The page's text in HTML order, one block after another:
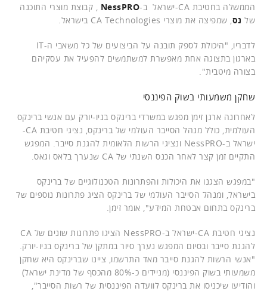
הממשלה בחטיבת CA-ישראל ב-
NessPRO , קבוצת מוצרי התוכנה
של נס , שמפיצה את מוצרי CA Technologies בישראל.
לדבריו, "היכולת לספק תובנה על הביצועים של כל משאבי ה-IT
בארגון בתצוגה אחת מאפשרת למשתמשים להפעיל את עסקיהם
בצורה מיטבית".
שחקן משמעותי בשוק הפיננסי
לאחרונה ארגן זימן מפגש במשרדי ברינקס בניו-יורק עם אנשי ברינקס
העולמית, כולל מנהל הסייבר העולמי של ברינקס, נציגי חטיבת CA-
ישראל ב-NessPRO ונציגי הרשות הלאומית להגנת סייבר. המפגש
התקיים זמן קצר לאחר הכנס השנתי של CA שנערך בלאס וגאס.
"במפגש הצגנו את היכולות והפתרונות הטכנולוגיים של ברינקס
בישראל, ומנהל הסייבר העולמי של ברינקס הציג פתרונות נוספים של
ברינקס בתחום אבטחת המידע", אומר זימן.
נציגי חטיבת CA-ישראל ב-NessPRO הציגו פתרונות שונים של CA
להגנת סייבר ובסיום המפגש נערך סיור במתקן של ברינקס בניו-יורק.
"אנשי הרשות להגנת סייבר מאד התרשמו, ציינו שברינקס היא שחקן
משמעותי בשוק הפיננסי (מניידים כ-80% מהכסף של מדינת ישראל)
והודיעו שיכניסו את ברינקס לוועדה הפיננסית של רשות הסייבר",